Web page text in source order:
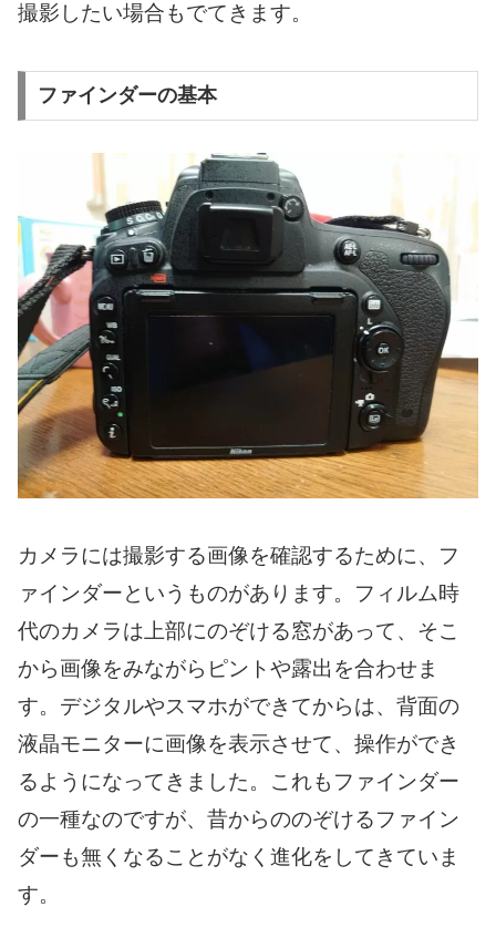
撮影したい場合もでてきます。
ファインダーの基本
カメラには撮影する画像を確認するために、フ
ァインダーというものがあります。フィルム時
代のカメラは上部にのぞける窓があって、そこ
から画像をみながらピントや露出を合わせま
す。デジタルやスマホができてからは、背面の
液晶モニターに画像を表示させて、操作ができ
るようになってきました。これもファインダー
の一種なのですが、昔からののぞけるファイン
ダーも無くなることがなく進化をしてきていま
す。